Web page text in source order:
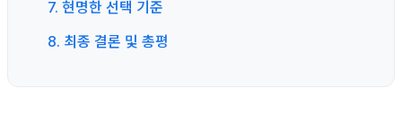
7. 현명한 선택 기준
8. 최종 결론 및 총평